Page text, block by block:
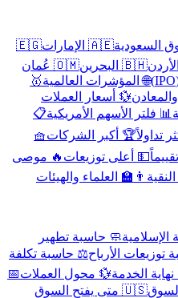
🇦🇪 الإمارات
🇪🇬
🇧🇭 البحرين
🇴🇲 عُمان
🌐 المؤشرات العالمية🥇
💱 أسعار العملات
الأسهم الأمريكية 📋
🏆 أكبر الشركات 🧺
💵 أعلى توزيعات🔥 موصى
👨‍🏫 العلماء والهيئات
🧼 حاسبة تطهير
الأرباح⚖️ حاسبة تكلفة
الخدمة💱 محول العملات📅
🇺🇸 متى يفتح السوق